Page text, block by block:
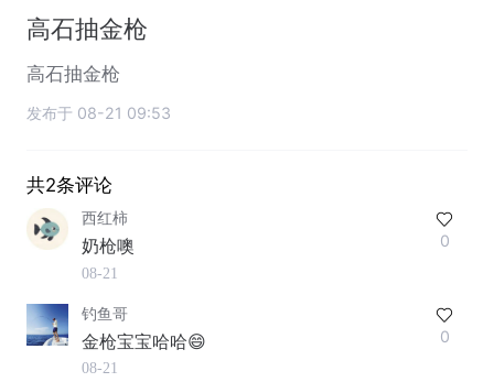
高石抽金枪
高石抽金枪
发布于 08-21 09:53
共2条评论
西红柿
奶枪噢
08-21
0
钓鱼哥
金枪宝宝哈哈😄
08-21
0